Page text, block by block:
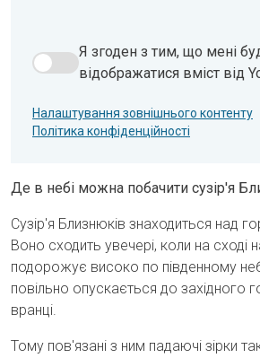
Я згоден з тим, що мені буде
Я згоден з тим, що мені
відображатися вміст від
Налаштування зовнішнього контенту
Політика конфіденційності
Де в небі можна побачити сузір'я
Сузір'я Близнюків знаходиться над
Воно сходить увечері, коли на сході
подорожує високо по південному
повільно опускається до західного
вранці.
Тому пов'язані з ним падаючі зірки